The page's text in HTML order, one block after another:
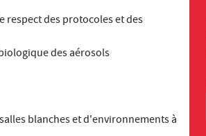
respect des protocoles et des
des aérosols
blanches et d'environnements à